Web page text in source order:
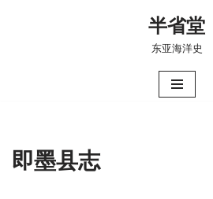
半省堂
东亚海洋史
即墨县志